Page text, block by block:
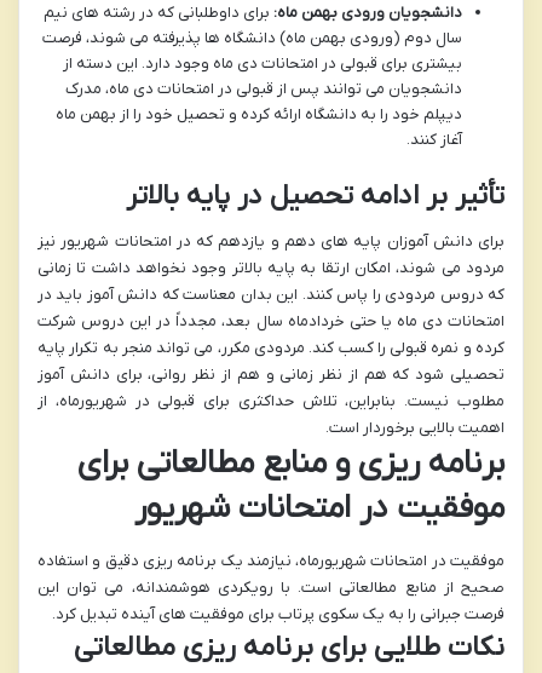
دانشجویان ورودی بهمن ماه: برای داوطلبانی که در رشته های نیم
سال دوم (ورودی بهمن ماه) دانشگاه ها پذیرفته می شوند، فرصت
بیشتری برای قبولی در امتحانات دی ماه وجود دارد. این دسته از
دانشجویان می توانند پس از قبولی در امتحانات دی ماه، مدرک
دیپلم خود را به دانشگاه ارائه کرده و تحصیل خود را از بهمن ماه
آغاز کنند.
تأثیر بر ادامه تحصیل در پایه بالاتر
برای دانش آموزان پایه های دهم و یازدهم که در امتحانات شهریور نیز
مردود می شوند، امکان ارتقا به پایه بالاتر وجود نخواهد داشت تا زمانی
که دروس مردودی را پاس کنند. این بدان معناست که دانش آموز باید در
امتحانات دی ماه یا حتی خردادماه سال بعد، مجدداً در این دروس شرکت
کرده و نمره قبولی را کسب کند. مردودی مکرر، می تواند منجر به تکرار پایه
تحصیلی شود که هم از نظر زمانی و هم از نظر روانی، برای دانش آموز
مطلوب نیست. بنابراین، تلاش حداکثری برای قبولی در شهریورماه، از
اهمیت بالایی برخوردار است.
برنامه ریزی و منابع مطالعاتی برای
موفقیت در امتحانات شهریور
موفقیت در امتحانات شهریورماه، نیازمند یک برنامه ریزی دقیق و استفاده
صحیح از منابع مطالعاتی است. با رویکردی هوشمندانه، می توان این
فرصت جبرانی را به یک سکوی پرتاب برای موفقیت های آینده تبدیل کرد.
نکات طلایی برای برنامه ریزی مطالعاتی